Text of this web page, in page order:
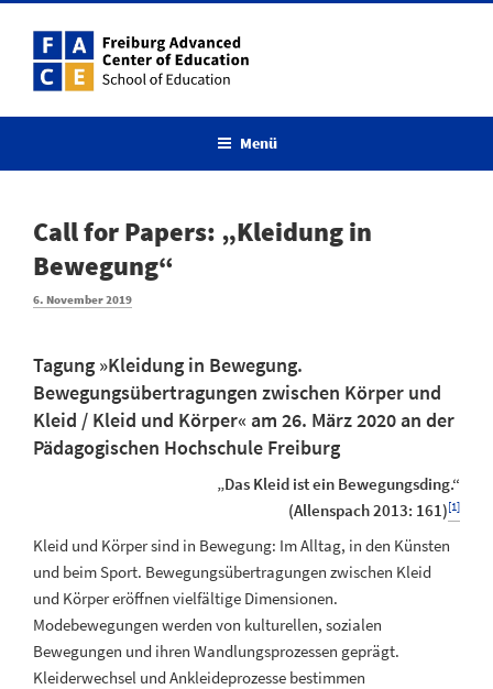
Inhalt
springen
Menü
Call for Papers: „Kleidung in
Bewegung“
Veröffentlicht
6. November 2019
Tagung »Kleidung in Bewegung.
Bewegungsübertragungen zwischen Körper und
Kleid / Kleid und Körper« am 26. März 2020 an der
Pädagogischen Hochschule Freiburg
„Das Kleid ist ein Bewegungsding.“
(Allenspach 2013: 161)[1]
Kleid und Körper sind in Bewegung: Im Alltag, in den Künsten
und beim Sport. Bewegungsübertragungen zwischen Kleid
und Körper eröffnen vielfältige Dimensionen.
Modebewegungen werden von kulturellen, sozialen
Bewegungen und ihren Wandlungsprozessen geprägt.
Kleiderwechsel und Ankleideprozesse bestimmen